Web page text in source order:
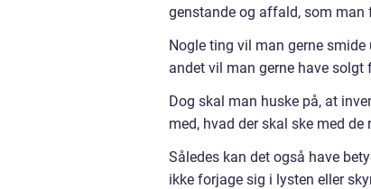
genstande og affald, som man
Nogle ting vil man gerne
andet vil man gerne have solgt
Dog skal man huske på, at
med, hvad der skal ske med de
Således kan det også have
ikke forjage sig i lysten eller